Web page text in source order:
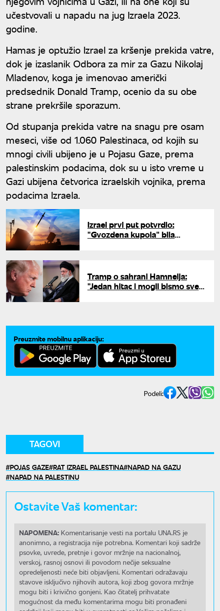
učestvovali u napadu na jug Izraela 2023.
godine.
Hamas je optužio Izrael za kršenje prekida vatre,
dok je izaslanik Odbora za mir za Gazu Nikolaj
Mladenov, koga je imenovao američki
predsednik Donald Tramp, ocenio da su obe
strane prekršile sporazum.
Od stupanja prekida vatre na snagu pre osam
meseci, više od 1.060 Palestinaca, od kojih su
mnogi civili ubijeno je u Pojasu Gaze, prema
palestinskim podacima, dok su u isto vreme u
Gazi ubijena četvorica izraelskih vojnika, prema
podacima Izraela.
Izrael prvi put potvrdio:
"Gvozdena kupola" bila
Tramp o sahrani Hamneija:
"Jedan hitac i mogli bismo sve
Preuzmite mobilnu aplikaciju:
Podeli:
TAGOVI
POJAS GAZE RAT IZRAEL PALESTINA NAPAD NA GAZU
NAPAD NA PALESTINU
Ostavite Vaš komentar:
NAPOMENA: Komentarisanje vesti na portalu UNA.RS je
anonimno, a registracija nije potrebna. Komentari koji sadrže
psovke, uvrede, pretnje i govor mržnje na nacionalnoj,
verskoj, rasnoj osnovi ili povodom nečije seksualne
opredeljenosti neće biti objavljeni. Komentari odražavaju
stavove isključivo njihovih autora, koji zbog govora mržnje
mogu biti i krivično gonjeni. Kao čitatelj prihvatate
mogućnost da među komentarima mogu biti pronađeni